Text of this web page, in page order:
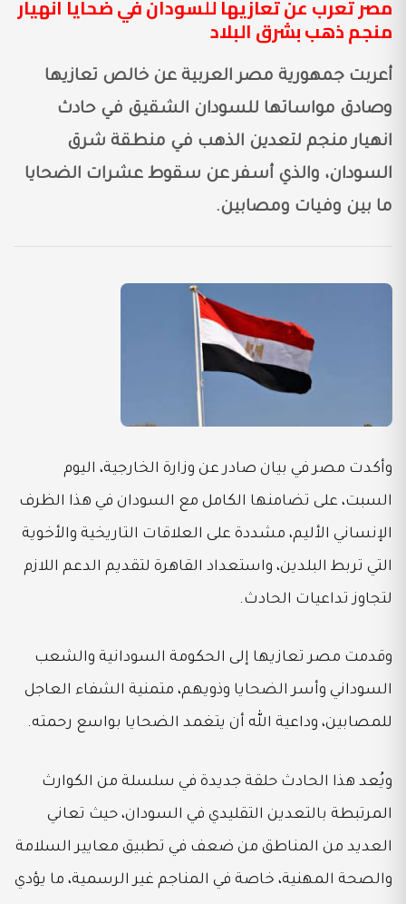
مصر تعرب عن تعازيها للسودان في ضحايا انهيار
منجم ذهب بشرق البلاد
أعربت جمهورية مصر العربية عن خالص تعازيها
وصادق مواساتها للسودان الشقيق في حادث
انهيار منجم لتعدين الذهب في منطقة شرق
السودان، والذي أسفر عن سقوط عشرات الضحايا
ما بين وفيات ومصابين.
وأكدت مصر في بيان صادر عن وزارة الخارجية، اليوم
السبت، على تضامنها الكامل مع السودان في هذا الظرف
الإنساني الأليم، مشددة على العلاقات التاريخية والأخوية
التي تربط البلدين، واستعداد القاهرة لتقديم الدعم اللازم
لتجاوز تداعيات الحادث.
وقدمت مصر تعازيها إلى الحكومة السودانية والشعب
السوداني وأسر الضحايا وذويهم، متمنية الشفاء العاجل
للمصابين، وداعية الله أن يتغمد الضحايا بواسع رحمته.
ويُعد هذا الحادث حلقة جديدة في سلسلة من الكوارث
المرتبطة بالتعدين التقليدي في السودان، حيث تعاني
العديد من المناطق من ضعف في تطبيق معايير السلامة
والصحة المهنية، خاصة في المناجم غير الرسمية، ما يؤدي